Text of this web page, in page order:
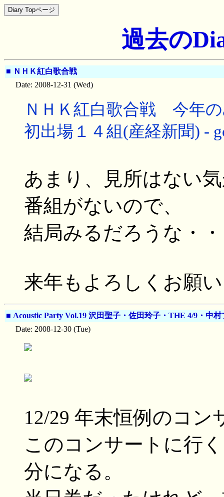
過去の
■ ＮＨＫ紅白歌合戦
Date: 2008-12-31 (Wed)
ＮＨＫ紅白歌合戦 今年
初出場１４組(産経新聞) -
あまり、見所はない
番組がないので、
結局みるだろうな・
来年もよろしくお願
■ Acoustic Party Vol.19 沢田聖子・佐田玲子・THE 4/9・中村
Date: 2008-12-30 (Tue)
12/29 年末恒例のコ
このコンサートに行
分になる。